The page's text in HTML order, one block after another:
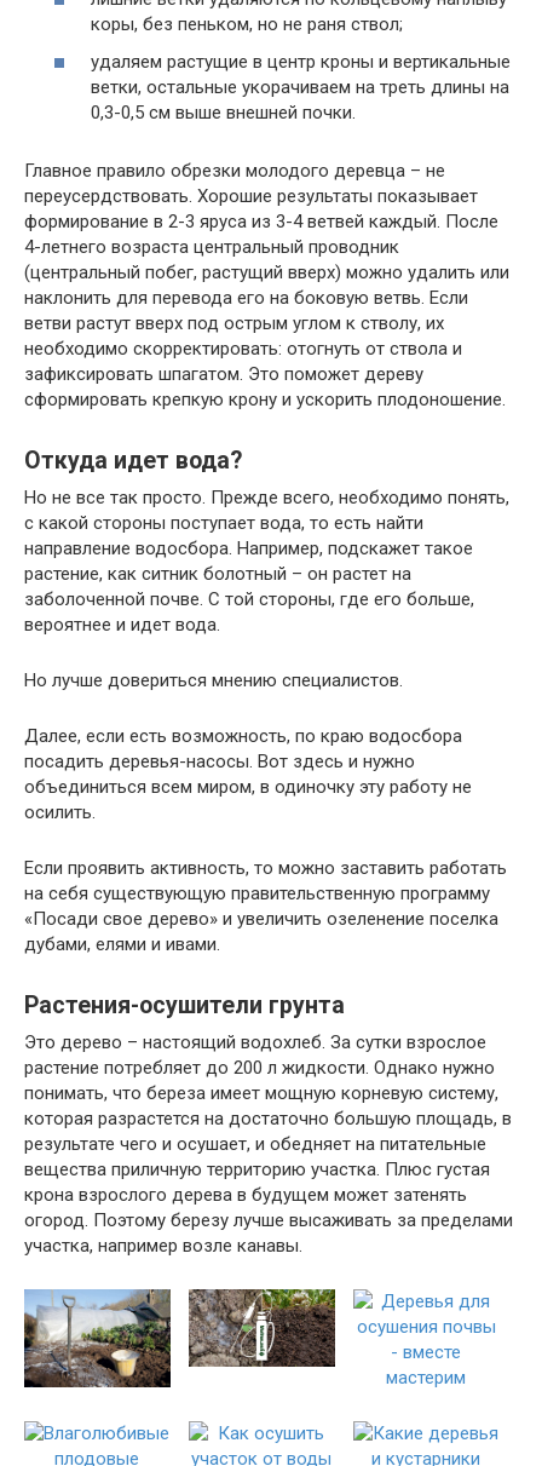
коры, без пеньком, но не раня ствол;
удаляем растущие в центр кроны и вертикальные
ветки, остальные укорачиваем на треть длины на
0,3-0,5 см выше внешней почки.
Главное правило обрезки молодого деревца – не
переусердствовать. Хорошие результаты показывает
формирование в 2-3 яруса из 3-4 ветвей каждый. После
4-летнего возраста центральный проводник
(центральный побег, растущий вверх) можно удалить или
наклонить для перевода его на боковую ветвь. Если
ветви растут вверх под острым углом к стволу, их
необходимо скорректировать: отогнуть от ствола и
зафиксировать шпагатом. Это поможет дереву
сформировать крепкую крону и ускорить плодоношение.
Откуда идет вода?
Но не все так просто. Прежде всего, необходимо понять,
с какой стороны поступает вода, то есть найти
направление водосбора. Например, подскажет такое
растение, как ситник болотный – он растет на
заболоченной почве. С той стороны, где его больше,
вероятнее и идет вода.
Но лучше довериться мнению специалистов.
Далее, если есть возможность, по краю водосбора
посадить деревья-насосы. Вот здесь и нужно
объединиться всем миром, в одиночку эту работу не
осилить.
Если проявить активность, то можно заставить работать
на себя существующую правительственную программу
«Посади свое дерево» и увеличить озеленение поселка
дубами, елями и ивами.
Растения-осушители грунта
Это дерево – настоящий водохлеб. За сутки взрослое
растение потребляет до 200 л жидкости. Однако нужно
понимать, что береза имеет мощную корневую систему,
которая разрастется на достаточно большую площадь, в
результате чего и осушает, и обедняет на питательные
вещества приличную территорию участка. Плюс густая
крона взрослого дерева в будущем может затенять
огород. Поэтому березу лучше высаживать за пределами
участка, например возле канавы.